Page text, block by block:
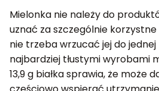
Mielonka nie należy do
uznać za szczególnie
nie trzeba wrzucać jej do
najbardziej tłustymi wyrobami
13,9 g białka sprawia, że może